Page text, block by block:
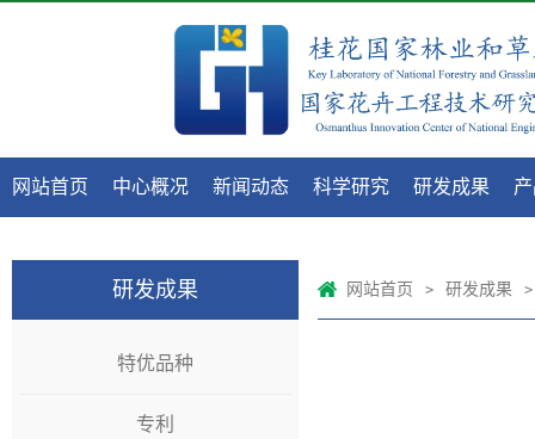
网站首页 中心概况 新闻动态 科学研究 研发成果
研发成果
特优品种
专利
网站首页 > 研发成果 >